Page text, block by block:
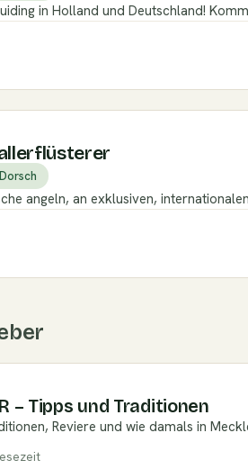
in Holland und Deutschland!
Dorsch
angeln, an exklusiven,
– Tipps und Traditionen
Reviere und wie damals in